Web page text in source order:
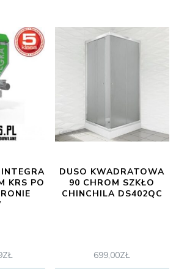
KRS PO
ZŁ
DUSO KWADRATOWA
90 CHROM SZKŁO
CHINCHILA DS402QC
699,00ZŁ